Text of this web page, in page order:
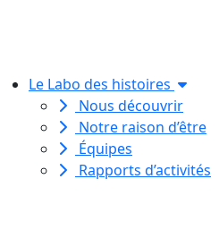
Le Labo des histoires
Nous découvrir
Notre raison d’être
Équipes
Rapports d’activités